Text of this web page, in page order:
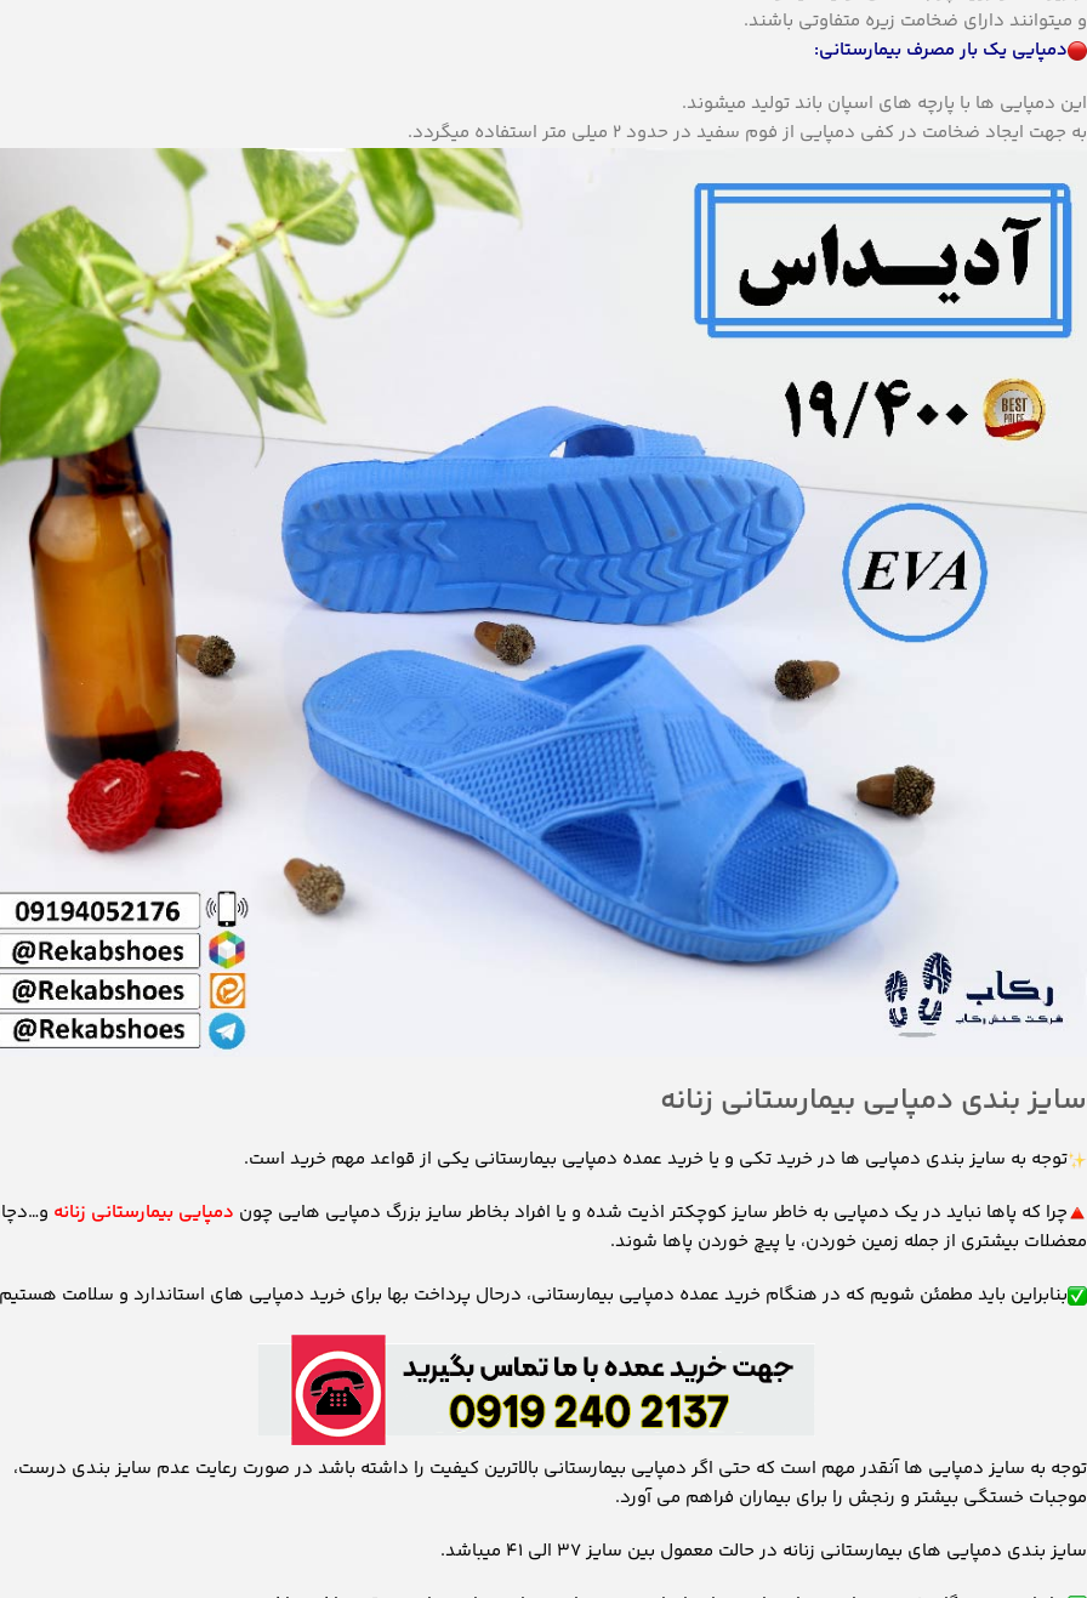
و میتوانند دارای ضخامت زیره متفاوتی باشند.
دمپایی یک بار مصرف بیمارستانی:
این دمپایی ها با پارچه های اسپان باند تولید میشوند.
به جهت ایجاد ضخامت در کفی دمپایی از فوم سفید در حدود ۲ میلی متر استفاده میگردد.
سایز بندی دمپایی بیمارستانی زنانه
توجه به سایز بندی دمپایی ها در خرید تکی و یا خرید عمده دمپایی بیمارستانی یکی از قواعد مهم خرید است.
چرا که پاها نباید در یک دمپایی به خاطر سایز کوچکتر اذیت شده و یا افراد بخاطر سایز بزرگ دمپایی هایی چون دمپایی بیمارستانی زنانه
معضلات بیشتری از جمله زمین خوردن، یا پیچ خوردن پاها شوند.
بنابراین باید مطمئن شویم که در هنگام خرید عمده دمپایی بیمارستانی، درحال پرداخت بها برای خرید دمپایی های استاندارد و سلامت
توجه به سایز دمپایی ها آنقدر مهم است که حتی اگر دمپایی بیمارستانی بالاترین کیفیت را داشته باشد در صورت رعایت عدم سایز بندی درست،
موجبات خستگی بیشتر و رنجش را برای بیماران فراهم می آورد.
سایز بندی دمپایی های بیمارستانی زنانه در حالت معمول بین سایز ۳۷ الی ۴۱ میباشد.